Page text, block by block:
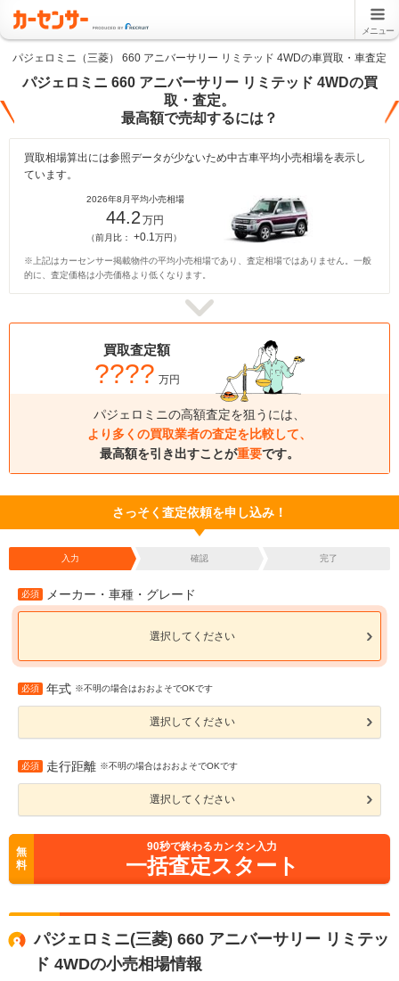
メニュー
パジェロミニ（三菱） 660 アニバーサリー リミテッド 4WDの車買取・車査定
パジェロミニ 660 アニバーサリー リミテッド 4WDの買
取・査定。
最高額で売却するには？
買取相場算出には参照データが少ないため中古車平均小売相場を表示し
ています。
2026年8月平均小売相場
44.2 万円
（前月比： +0.1万円）
※上記はカーセンサー掲載物件の平均小売相場であり、査定相場ではありません。一般
的に、査定価格は小売価格より低くなります。
買取査定額
???? 万円
パジェロミニの高額査定を狙うには、
より多くの買取業者の査定を比較して、
最高額を引き出すことが重要です。
さっそく査定依頼を申し込み！
入力 確認 完了
必須 メーカー・車種・グレード
選択してください
必須 年式 ※不明の場合はおおよそでOKです
選択してください
必須 走行距離 ※不明の場合はおおよそでOKです
選択してください
無
料
90秒で終わるカンタン入力
一括査定スタート
パジェロミニ(三菱) 660 アニバーサリー リミテッ
ド 4WDの小売相場情報